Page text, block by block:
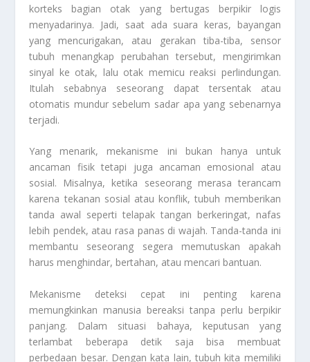
korteks bagian otak yang bertugas berpikir logis
menyadarinya. Jadi, saat ada suara keras, bayangan
yang mencurigakan, atau gerakan tiba-tiba, sensor
tubuh menangkap perubahan tersebut, mengirimkan
sinyal ke otak, lalu otak memicu reaksi perlindungan.
Itulah sebabnya seseorang dapat tersentak atau
otomatis mundur sebelum sadar apa yang sebenarnya
terjadi.
Yang menarik, mekanisme ini bukan hanya untuk
ancaman fisik tetapi juga ancaman emosional atau
sosial. Misalnya, ketika seseorang merasa terancam
karena tekanan sosial atau konflik, tubuh memberikan
tanda awal seperti telapak tangan berkeringat, nafas
lebih pendek, atau rasa panas di wajah. Tanda-tanda ini
membantu seseorang segera memutuskan apakah
harus menghindar, bertahan, atau mencari bantuan.
Mekanisme deteksi cepat ini penting karena
memungkinkan manusia bereaksi tanpa perlu berpikir
panjang. Dalam situasi bahaya, keputusan yang
terlambat beberapa detik saja bisa membuat
perbedaan besar. Dengan kata lain, tubuh kita memiliki